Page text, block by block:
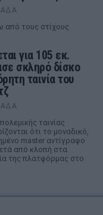
από τους στίχους
για 105 εκ.
σκληρό δίσκο
ταινία του
ταινίας
ότι το μοναδικό,
master αντίγραφο
από κλοπή στα
της πλατφόρμας στο